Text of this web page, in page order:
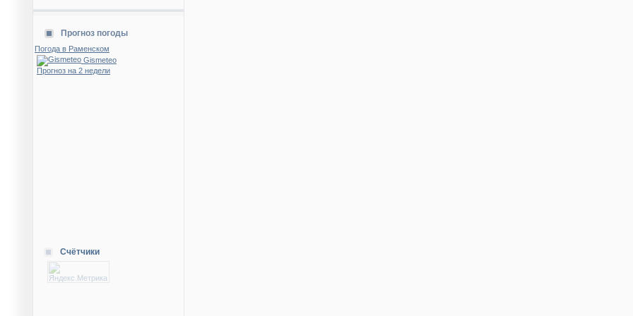
Прогноз погоды
Погода в Раменском
Gismeteo
Прогноз на 2 недели
Счётчики